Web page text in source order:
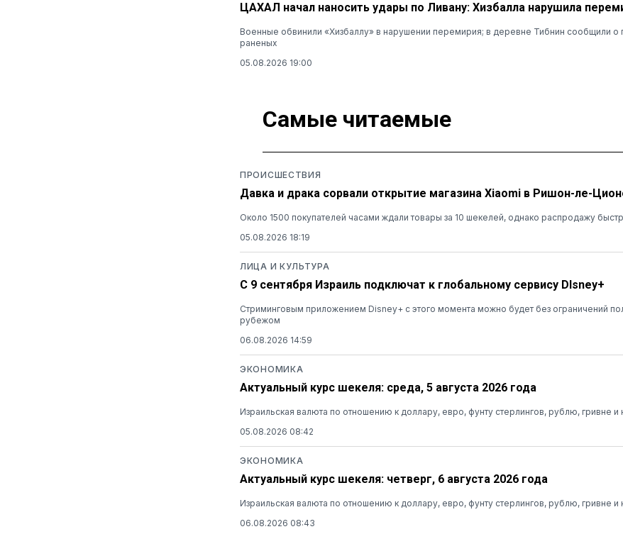
ЦАХАЛ начал наносить удары по Ливану: Хизбалла нарушила
Военные обвинили «Хизбаллу» в нарушении перемирия; в деревне Тибнин сообщили о
раненых
05.08.2026 19:00
Самые читаемые
ПРОИСШЕСТВИЯ
Давка и драка сорвали открытие магазина Xiaomi в Ришон-ле-
Около 1500 покупателей часами ждали товары за 10 шекелей, однако распродажу
05.08.2026 18:19
ЛИЦА И КУЛЬТУРА
С 9 сентября Израиль подключат к глобальному сервису DIsney+
Стриминговым приложением Disney+ с этого момента можно будет без ограничений
рубежом
06.08.2026 14:59
ЭКОНОМИКА
Актуальный курс шекеля: среда, 5 августа 2026 года
Израильская валюта по отношению к доллару, евро, фунту стерлингов, рублю, гривне и
05.08.2026 08:42
ЭКОНОМИКА
Актуальный курс шекеля: четверг, 6 августа 2026 года
Израильская валюта по отношению к доллару, евро, фунту стерлингов, рублю, гривне и
06.08.2026 08:43